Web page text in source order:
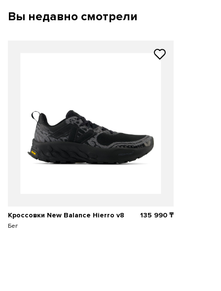
Вы недавно смотрели
Кроссовки New Balance Hierro v8
Бег
135 990₸